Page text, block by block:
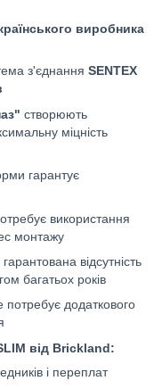
виробника
з'єднання SENTEX
створюють
міцність
гарантує
використання
монтажу
гарантована відсутність
багатьох років
потребує додаткового
від Brickland:
і переплат